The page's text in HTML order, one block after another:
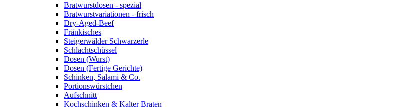
Bratwurst­dosen - spezial
Bratwurst­variationen - frisch
Dry-Aged-Beef
Fränkisches
Steigerwälder Schwarzerle
Schlacht­schüssel
Dosen (Wurst)
Dosen (Fertige Gerichte)
Schinken, Salami & Co.
Portions­würstchen
Aufschnitt
Kochschinken & Kalter Braten